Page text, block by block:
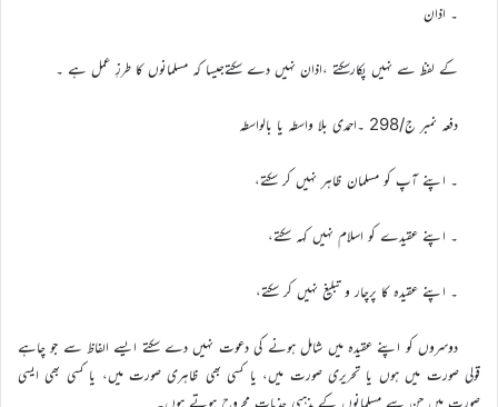
۔ اذان
کے لفظ سے نہیں پکارسکتے ،اذان نہیں دے سکتےجیسا کہ مسلمانوں کا طرزِ عمل ہے ۔
دفعہ نمبر ج/298 ۔احمدی بلا واسطہ یا بالواسطہ
۔ اپنے آپ کو مسلمان ظاہر نہیں کر سکتے،
۔ اپنے عقیدے کو اسلام نہیں کہہ سکتے،
۔ اپنے عقیدہ کا پرچار و تبلیغ نہیں کر سکتے،
دوسروں کو اپنے عقیدہ میں شامل ہونے کی دعوت نہیں دے سکتے ایسے الفاظ سے جو چاہے
قولی صورت میں ہوں یا تحریری صورت میں، یا کسی بھی ظاہری صورت میں، یا کسی بھی ایسی
صورت میں جن سے مسلمانوں کے مذہبی جذبات مجروح ہوتے ہوں۔